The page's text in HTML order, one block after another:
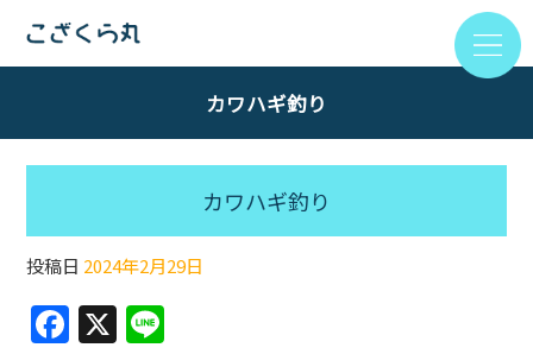
カワハギ釣り
カワハギ釣り
投稿日 2024年2月29日
F X